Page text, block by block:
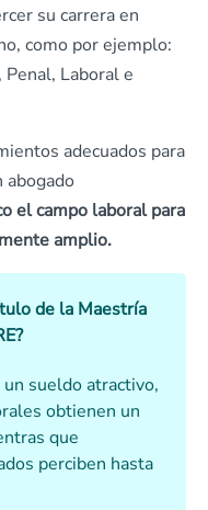
su carrera en
como por ejemplo:
Laboral e
adecuados para
abogado
el campo laboral para
amplio.
de la Maestría
sueldo atractivo,
obtienen un
que
perciben hasta